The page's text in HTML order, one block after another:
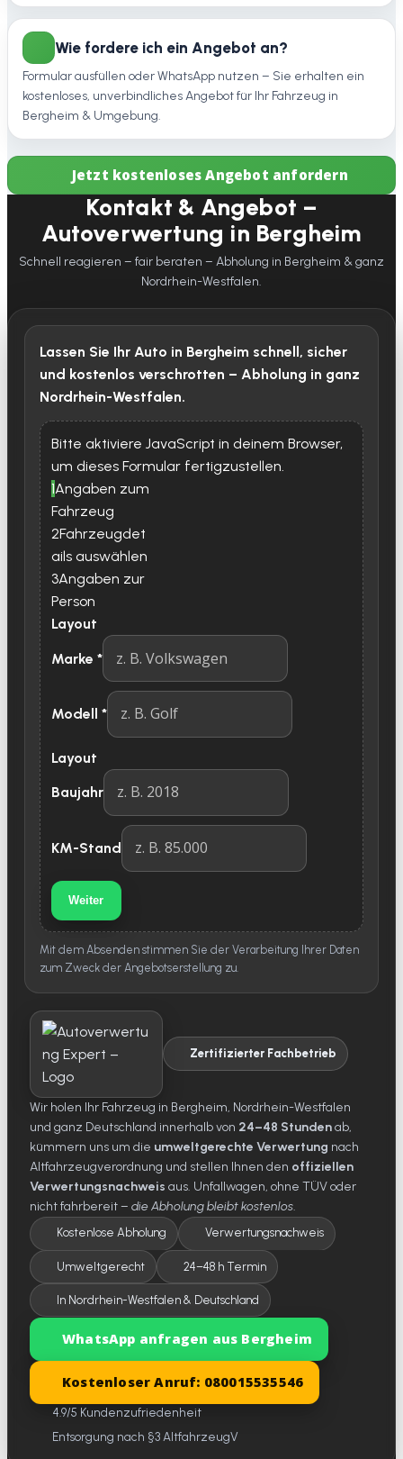
Wie fordere ich ein Angebot an?
Formular ausfüllen oder WhatsApp nutzen – Sie erhalten ein
kostenloses, unverbindliches Angebot für Ihr Fahrzeug in
Bergheim & Umgebung.
Jetzt kostenloses Angebot anfordern
Kontakt & Angebot –
Autoverwertung in Bergheim
Schnell reagieren – fair beraten – Abholung in Bergheim & ganz
Nordrhein-Westfalen.
Lassen Sie Ihr Auto in Bergheim schnell, sicher
und kostenlos verschrotten – Abholung in ganz
Nordrhein-Westfalen.
Bitte aktiviere JavaScript in deinem Browser,
um dieses Formular fertigzustellen.
1Angaben zum
Fahrzeug
2Fahrzeugdet
ails auswählen
3Angaben zur
Person
Layout
Marke *
Modell *
Layout
Baujahr
KM-Stand
Weiter
Mit dem Absenden stimmen Sie der Verarbeitung Ihrer Daten
zum Zweck der Angebotserstellung zu.
Zertifizierter Fachbetrieb
Wir holen Ihr Fahrzeug in Bergheim, Nordrhein-Westfalen
und ganz Deutschland innerhalb von 24–48 Stundenab,
kümmern uns um die umweltgerechte Verwertung nach
Altfahrzeugverordnung und stellen Ihnen den offiziellen
Verwertungsnachweis aus. Unfallwagen, ohne TÜV oder
nicht fahrbereit – die Abholung bleibt kostenlos.
Kostenlose Abholung Verwertungsnachweis
Umweltgerecht 24–48 h Termin
In Nordrhein-Westfalen & Deutschland
WhatsApp anfragen aus Bergheim
Kostenloser Anruf: 080015535546
4.9/5 Kundenzufriedenheit
Entsorgung nach §3 AltfahrzeugV